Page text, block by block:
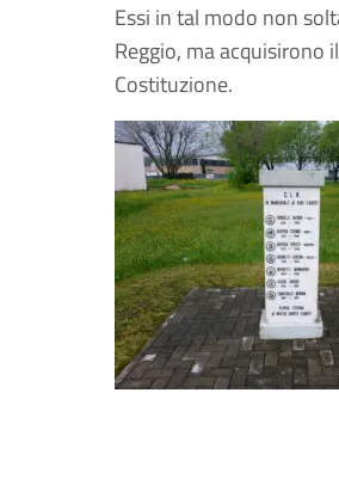
Essi in tal modo non
Reggio, ma
Costituzione.